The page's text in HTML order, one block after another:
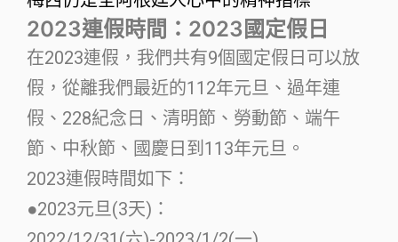
2023連假時間：2023國定假日
在2023連假，我們共有9個國定假日可以放
假，從離我們最近的112年元旦、過年連
假、228紀念日、清明節、勞動節、端午
節、中秋節、國慶日到113年元旦。
2023連假時間如下：
●2023元旦(3天)：